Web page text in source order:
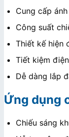
Cung cấp
Công suất
Thiết kế hiện
Tiết kiệm
Dễ dàng lắp
Ứng dụng
Chiếu sáng